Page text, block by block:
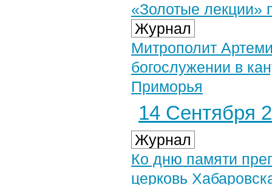
«Золотые лекции»
Журнал
Митрополит
богослужении в
Приморья
14 Сентября
Журнал
Ко дню памяти
церковь